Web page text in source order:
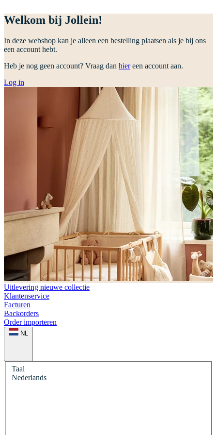
Welkom bij Jollein!
In deze webshop kan je alleen een bestelling plaatsen als je bij ons
een account hebt.
Heb je nog geen account? Vraag dan hiereen account aan.
Log in
Uitlevering nieuwe collectie
Klantenservice
Facturen
Backorders
Order importeren
NL
Taal
Nederlands